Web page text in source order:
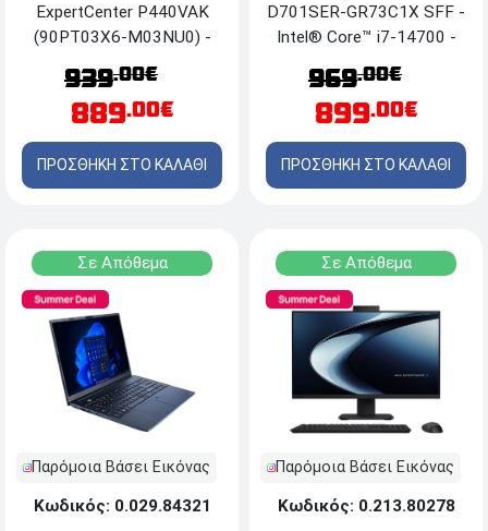
ExpertCenter P440VAK
(90PT03X6-M03NU0) -
Οθόνη FHD 24'' - Intel®
Core™ i5-13420H - 16GB
RAM - 512GB M.2 SSD
NVMe - Windows 11 Pro
939.00€
889.00€
ΠΡΟΣΘΗΚΗ ΣΤΟ ΚΑΛΑΘΙ
D701SER-GR73C1X SFF -
Intel® Core™ i7-14700 -
16GB RAM - 512GB SSD
M.2 - DVD±RW - Windows
11 Pro
969.00€
899.00€
ΠΡΟΣΘΗΚΗ ΣΤΟ ΚΑΛΑΘΙ
Σε Απόθεμα
Παρόμοια Βάσει Εικόνας
Κωδικός: 0.029.84321
Σε Απόθεμα
Παρόμοια Βάσει Εικόνας
Κωδικός: 0.213.80278